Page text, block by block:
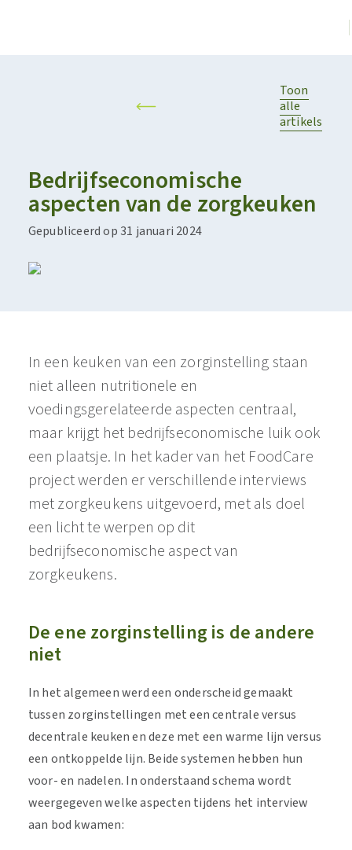
Toon
alle
artikels
Bedrijfseconomische
aspecten van de zorgkeuken​
Gepubliceerd op 31 januari 2024
​​In een keuken van een zorginstelling staan
niet alleen nutritionele en
voedingsgerelateerde aspecten centraal,
maar krijgt het bedrijfseconomische luik ook
een plaatsje. In het kader van het FoodCare
project werden er verschillende interviews
met zorgkeukens uitgevoerd, met als doel
een licht te werpen op dit
bedrijfseconomische aspect van
zorgkeukens​.
De ene zorginstelling is de andere
niet
In het algemeen werd een onderscheid gemaakt
tussen zorginstellingen met een centrale versus
decentrale keuken en deze met een warme lijn versus
een ontkoppelde lijn. Beide systemen hebben hun
voor- en nadelen. In onderstaand schema wordt
weergegeven welke aspecten tijdens het interview
aan bod kwamen: